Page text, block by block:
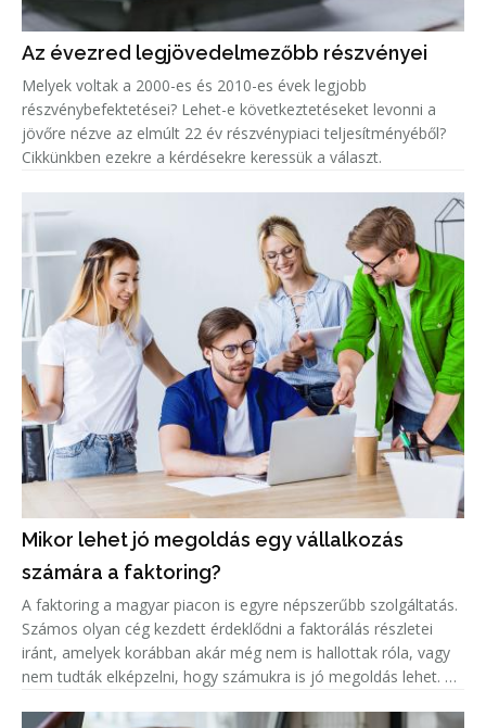
Az évezred legjövedelmezőbb részvényei
Melyek voltak a 2000-es és 2010-es évek legjobb
részvénybefektetései? Lehet-e következtetéseket levonni a
jövőre nézve az elmúlt 22 év részvénypiaci teljesítményéből?
Cikkünkben ezekre a kérdésekre keressük a választ.
Mikor lehet jó megoldás egy vállalkozás
számára a faktoring?
A faktoring a magyar piacon is egyre népszerűbb szolgáltatás.
Számos olyan cég kezdett érdeklődni a faktorálás részletei
iránt, amelyek korábban akár még nem is hallottak róla, vagy
nem tudták elképzelni, hogy számukra is jó megoldás lehet. A